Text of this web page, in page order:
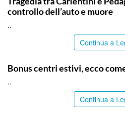
controllo dell’auto e muore
..
Continua a
Bonus centri estivi, ecco
..
Continua a